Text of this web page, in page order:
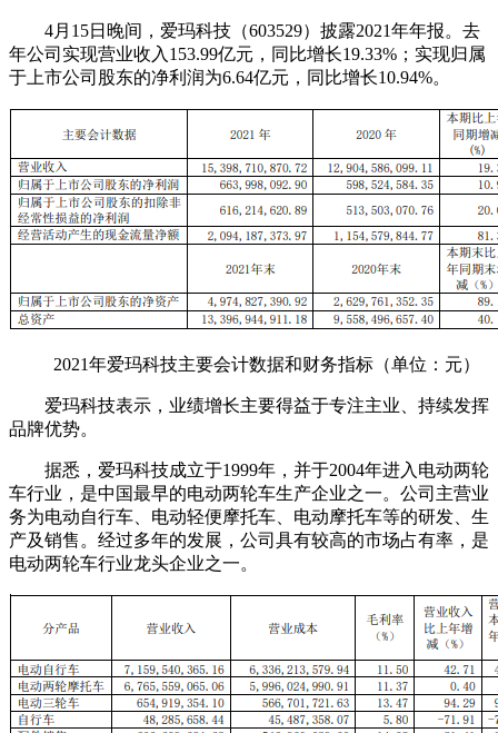
4月15日晚间，爱玛科技（603529）披露2021年年报。去
年公司实现营业收入153.99亿元，同比增长19.33%；实现归属
于上市公司股东的净利润为6.64亿元，同比增长10.94%。
2021年爱玛科技主要会计数据和财务指标（单位：元）
爱玛科技表示，业绩增长主要得益于专注主业、持续发挥
品牌优势。
据悉，爱玛科技成立于1999年，并于2004年进入电动两轮
车行业，是中国最早的电动两轮车生产企业之一。公司主营业
务为电动自行车、电动轻便摩托车、电动摩托车等的研发、生
产及销售。经过多年的发展，公司具有较高的市场占有率，是
电动两轮车行业龙头企业之一。